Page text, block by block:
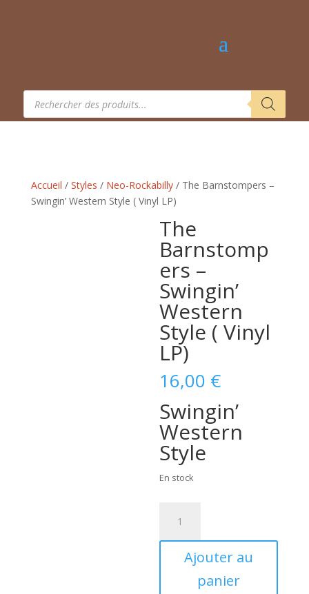
Recherche
produits
Accueil / Styles / Neo-Rockabilly/ The Barnstompers –
Swingin’ Western Style ( Vinyl LP)
The
Barnstomp
ers –
Swingin’
Western
Style ( Vinyl
LP)
16,00 €
Swingin’
Western
Style
En stock
The
Barnstompers
Ajouter au
panier